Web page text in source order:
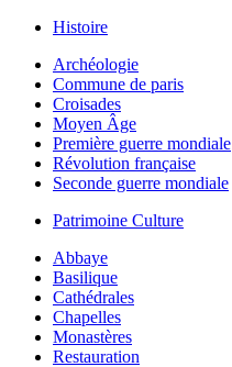
Histoire
Archéologie
Commune de paris
Croisades
Moyen Âge
Première guerre mondiale
Révolution française
Seconde guerre mondiale
Patrimoine Culture
Abbaye
Basilique
Cathédrales
Chapelles
Monastères
Restauration